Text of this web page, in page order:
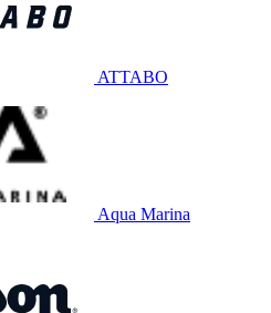
ATTABO
Aqua Marina